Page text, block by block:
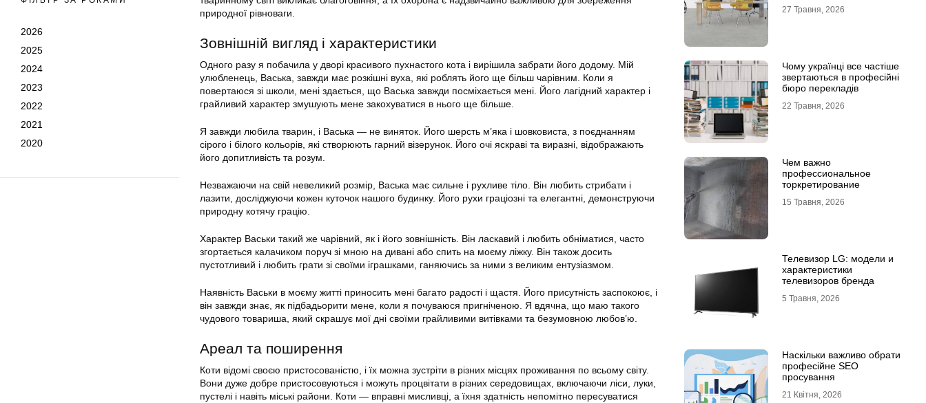
2026
2025
2024
2023
2022
2021
2020
природної рівноваги.
Зовнішній вигляд і характеристики
Одного разу я побачила у дворі красивого пухнастого кота і вирішила забрати його додому. Мій
улюбленець, Васька, завжди має розкішні вуха, які роблять його ще більш чарівним. Коли я
повертаюся зі школи, мені здається, що Васька завжди посміхається мені. Його лагідний характер і
грайливий характер змушують мене закохуватися в нього ще більше.
Я завжди любила тварин, і Васька — не виняток. Його шерсть м’яка і шовковиста, з поєднанням
сірого і білого кольорів, які створюють гарний візерунок. Його очі яскраві та виразні, відображають
його допитливість та розум.
Незважаючи на свій невеликий розмір, Васька має сильне і рухливе тіло. Він любить стрибати і
лазити, досліджуючи кожен куточок нашого будинку. Його рухи граціозні та елегантні, демонструючи
природну котячу грацію.
Характер Васьки такий же чарівний, як і його зовнішність. Він ласкавий і любить обніматися, часто
згортається калачиком поруч зі мною на дивані або спить на моєму ліжку. Він також досить
пустотливий і любить грати зі своїми іграшками, ганяючись за ними з великим ентузіазмом.
Наявність Васьки в моєму житті приносить мені багато радості і щастя. Його присутність заспокоює, і
він завжди знає, як підбадьорити мене, коли я почуваюся пригніченою. Я вдячна, що маю такого
чудового товариша, який скрашує мої дні своїми грайливими витівками та безумовною любов’ю.
Ареал та поширення
Коти відомі своєю пристосованістю, і їх можна зустріти в різних місцях проживання по всьому світу.
Вони дуже добре пристосовуються і можуть процвітати в різних середовищах, включаючи ліси, луки,
пустелі і навіть міські райони. Коти — вправні мисливці, а їхня здатність непомітно пересуватися
27 Травня, 2026
Чому українці все частіше
звертаються в професійні
бюро перекладів
22 Травня, 2026
Чем важно
профессиональное
торкретирование
15 Травня, 2026
Телевизор LG: модели и
характеристики
телевизоров бренда
5 Травня, 2026
Наскільки важливо обрати
професійне SEO
просування
21 Квітня, 2026